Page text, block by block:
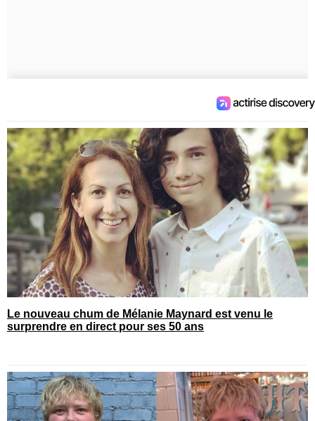
Le nouveau chum de Mélanie Maynard est venu le
surprendre en direct pour ses 50 ans